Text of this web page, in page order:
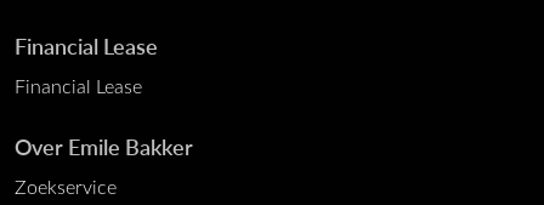
Financial Lease
Financial Lease
Over Emile Bakker
Zoekservice